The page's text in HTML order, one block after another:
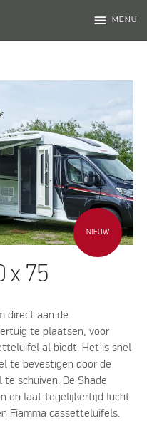
menu MENU
NIEUW
x 75
direct aan de
te plaatsen, voor
al biedt. Het is snel
te bevestigen door de
schuiven. De Shade
en laat tegelijkertijd lucht
Fiamma cassetteluifels.